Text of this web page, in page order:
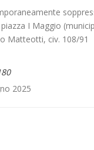
I Maggio
Matteotti, civ. 108/91
2025